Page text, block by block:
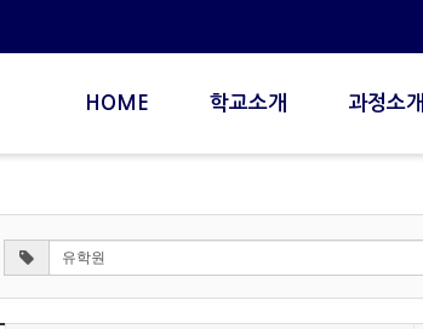
HOME 학교소개 과정소개